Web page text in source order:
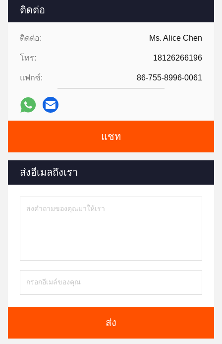
ติดต่อ
ติดต่อ: Ms. Alice Chen
โทร: 18126266196
แฟกซ์: 86-755-8996-0061
แชท
ส่งอีเมลถึงเรา
ส่ง